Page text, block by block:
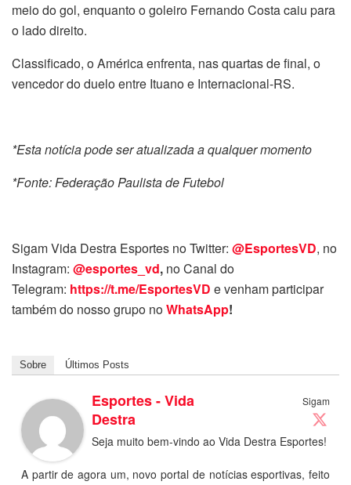
meio do gol, enquanto o goleiro Fernando Costa caiu para
o lado direito.
Classificado, o América enfrenta, nas quartas de final, o
vencedor do duelo entre Ituano e Internacional-RS.
*Esta notícia pode ser atualizada a qualquer momento
*Fonte: Federação Paulista de Futebol
Sigam Vida Destra Esportes no Twitter: @EsportesVD, no
Instagram: @esportes_vd, no Canal do
Telegram: https://t.me/EsportesVD e venham participar
também do nosso grupo noWhatsApp!
Sobre Últimos Posts
Sigam
Esportes - Vida
Destra
Seja muito bem-vindo ao Vida Destra Esportes!
A partir de agora um, novo portal de notícias esportivas, feito